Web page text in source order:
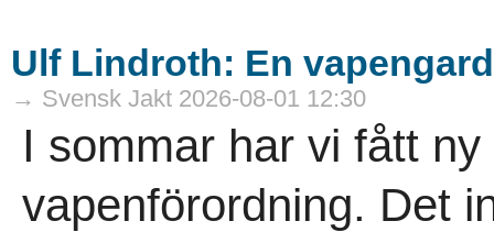
Ulf Lindroth: En
→ Svensk Jakt 2026-08-01 12:30
I sommar har vi fått
vapenförordning. Det